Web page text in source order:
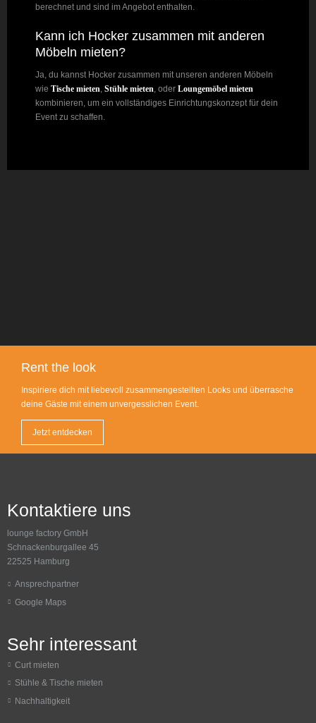
berechnet und sind im Angebot enthalten.
Kann ich Hocker zusammen mit anderen
Möbeln mieten?
Ja, du kannst Hocker zusammen mit unseren anderen Möbeln
wie Tische mieten, Stühle mieten, oder Loungemöbel mieten
kombinieren, um ein vollständiges Einrichtungskonzept für dein
Event zu schaffen.
Rent the look
Inspiriere dich mit liebevoll zusammengestellten Looks und überrasche
deine Gäste mit einem unvergesslichen Event.
Jetzt entdecken
Kontaktiere uns
lounge factory GmbH
Schnackenburgallee 45
22525 Hamburg
Ansprechpartner
Google Maps
Sehr interessant
Curt mieten
Stühle & Tische mieten
Nachhaltigkeit